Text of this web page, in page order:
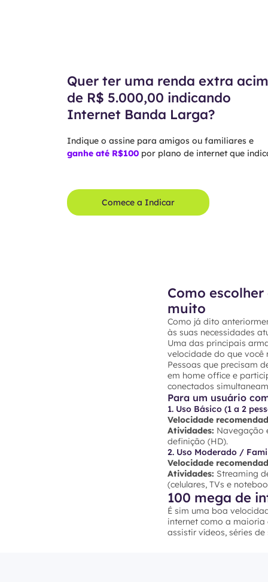
Quer ter uma renda extra
de R$ 5.000,00 indicando
Internet Banda Larga?
Indique o assine para amigos ou familiares e
ganhe até R$100por plano de internet que
Comece a Indicar
Como
muito
Como já dito
às suas necessidades
Uma das principais
velocidade do que você
Pessoas que precisam
em home office e
conectados
Para um usuário
1. Uso Básico (1 a 2
Velocidade
Atividades: Navegação
definição (HD).
2. Uso Moderado /
Velocidade
Atividades: Streaming
(celulares, TVs e
100 mega de
É sim uma boa
internet como a maioria
assistir vídeos, séries